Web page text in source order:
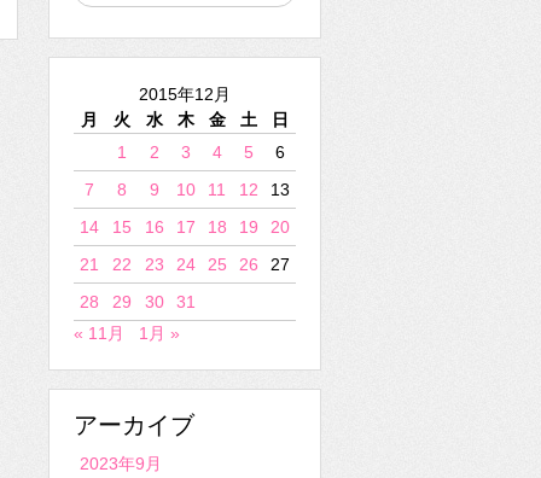
2015年12月
月
火 水 木 金 土
日
1
2 3 4 5
6
7
8 9 10 11 12
13
14
15 16 17 18 19
20
21
22 23 24 25 26
27
28
29 30
31
« 11月
1月 »
アーカイブ
2023年9月